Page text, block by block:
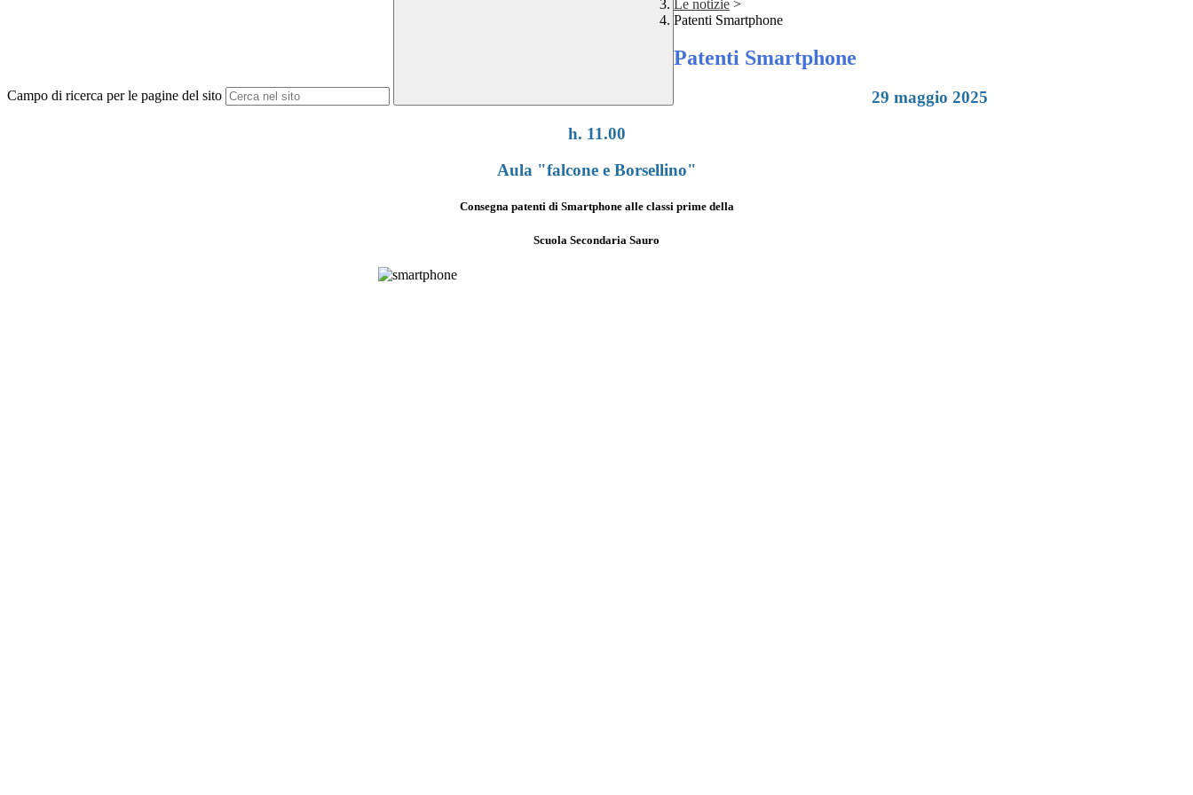
Campo di ricerca per le pagine del sito
Le notizie >
Patenti Smartphone
Patenti Smartphone
29 maggio 2025
h. 11.00
Aula "falcone e Borsellino"
Consegna patenti di Smartphone alle classi prime della
Scuola Secondaria Sauro